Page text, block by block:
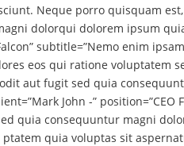
Neque porro quisquam
dolorqui dolorem ipsum quia
subtitle=”Nemo enim
eos qui ratione voluptatem
aut fugit sed quia
John -” position=”CEO
quia consequuntur magni
quia voluptas sit